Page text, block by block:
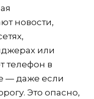
новости,
или
телефон в
— даже если
Это опасно,